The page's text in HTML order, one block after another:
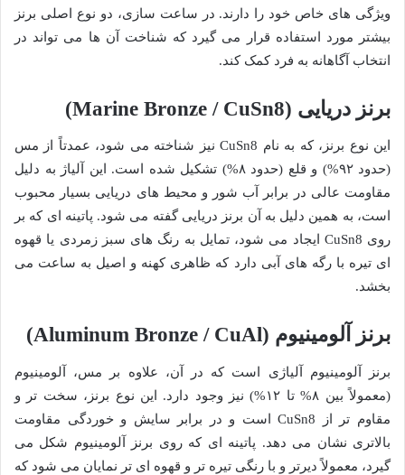
ویژگی های خاص خود را دارند. در ساعت سازی، دو نوع اصلی برنز
بیشتر مورد استفاده قرار می گیرد که شناخت آن ها می تواند در
انتخاب آگاهانه به فرد کمک کند.
برنز دریایی (Marine Bronze / CuSn8)
این نوع برنز، که به نام CuSn8 نیز شناخته می شود، عمدتاً از مس
(حدود ۹۲%) و قلع (حدود ۸%) تشکیل شده است. این آلیاژ به دلیل
مقاومت عالی در برابر آب شور و محیط های دریایی بسیار محبوب
است، به همین دلیل به آن برنز دریایی گفته می شود. پاتینه ای که بر
روی CuSn8 ایجاد می شود، تمایل به رنگ های سبز زمردی یا قهوه
ای تیره با رگه های آبی دارد که ظاهری کهنه و اصیل به ساعت می
بخشد.
برنز آلومینیوم (Aluminum Bronze / CuAl)
برنز آلومینیوم آلیاژی است که در آن، علاوه بر مس، آلومینیوم
(معمولاً بین ۸% تا ۱۲%) نیز وجود دارد. این نوع برنز، سخت تر و
مقاوم تر از CuSn8 است و در برابر سایش و خوردگی مقاومت
بالاتری نشان می دهد. پاتینه ای که روی برنز آلومینیوم شکل می
گیرد، معمولاً دیرتر و با رنگی تیره تر و قهوه ای تر نمایان می شود که